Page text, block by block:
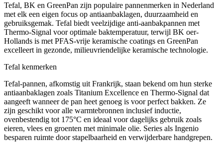
Tefal, BK en GreenPan zijn populaire pannenmerken in Nederland
met elk een eigen focus op antiaanbaklagen, duurzaamheid en
gebruiksgemak. Tefal biedt veelzijdige anti-aanbakpannen met
Thermo-Signal voor optimale baktemperatuur, terwijl BK oer-
Hollands is met PFAS-vrije keramische coatings en GreenPan
excelleert in gezonde, milieuvriendelijke keramische technologie.
Tefal kenmerken
Tefal-pannen, afkomstig uit Frankrijk, staan bekend om hun sterke
antiaanbaklagen zoals Titanium Excellence en Thermo-Signal dat
aangeeft wanneer de pan heet genoeg is voor perfect bakken. Ze
zijn geschikt voor alle warmtebronnen inclusief inductie,
ovenbestendig tot 175°C en ideaal voor dagelijks gebruik zoals
eieren, vlees en groenten met minimale olie. Series als Ingenio
besparen ruimte door stapelbaarheid en verwijderbare handgrepen.